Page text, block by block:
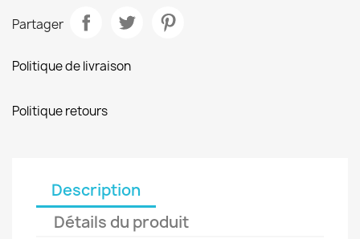
Partager
Politique de livraison
Politique retours
Description
Détails du produit